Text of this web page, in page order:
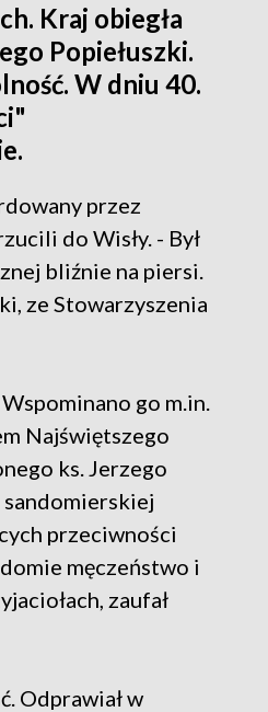
Kraj obiegła
Popiełuszki.
W dniu 40.
przez
do Wisły. - Był
bliźnie na piersi.
ze Stowarzyszenia
go m.in.
Najświętszego
ks. Jerzego
przeciwności
męczeństwo i
zaufał
Odprawiał w